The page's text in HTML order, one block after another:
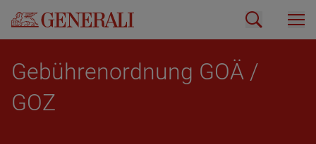
Ge­büh­ren­ord­nung GOÄ /
GOZ